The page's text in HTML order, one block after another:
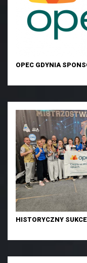
OPEC GDYNIA
HISTORYCZNY